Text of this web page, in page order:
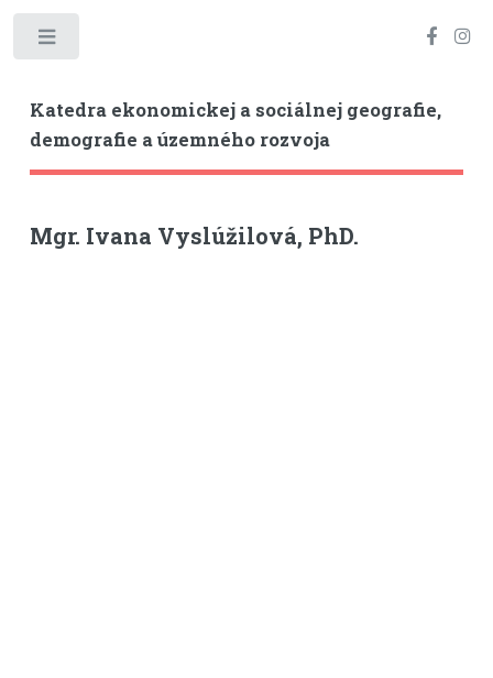
Katedra ekonomickej a sociálnej geografie,
demografie a územného rozvoja
Mgr. Ivana Vyslúžilová, PhD.